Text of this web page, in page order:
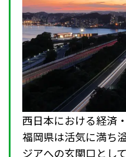
西日本における経済
福岡県は活気に満ち
ジアへの玄関口とし